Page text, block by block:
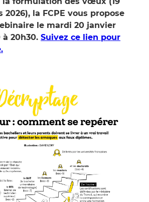
2026), la FCPE vous propose
le mardi 20 janvier
à 20h30. Suivez ce lien pour